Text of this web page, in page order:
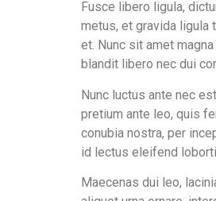
Fusce libero ligula,
metus, et gravida ligula
et. Nunc sit amet
blandit libero nec dui
Nunc luctus ante nec
pretium ante leo, quis
conubia nostra, per
id lectus eleifend
Maecenas dui leo,